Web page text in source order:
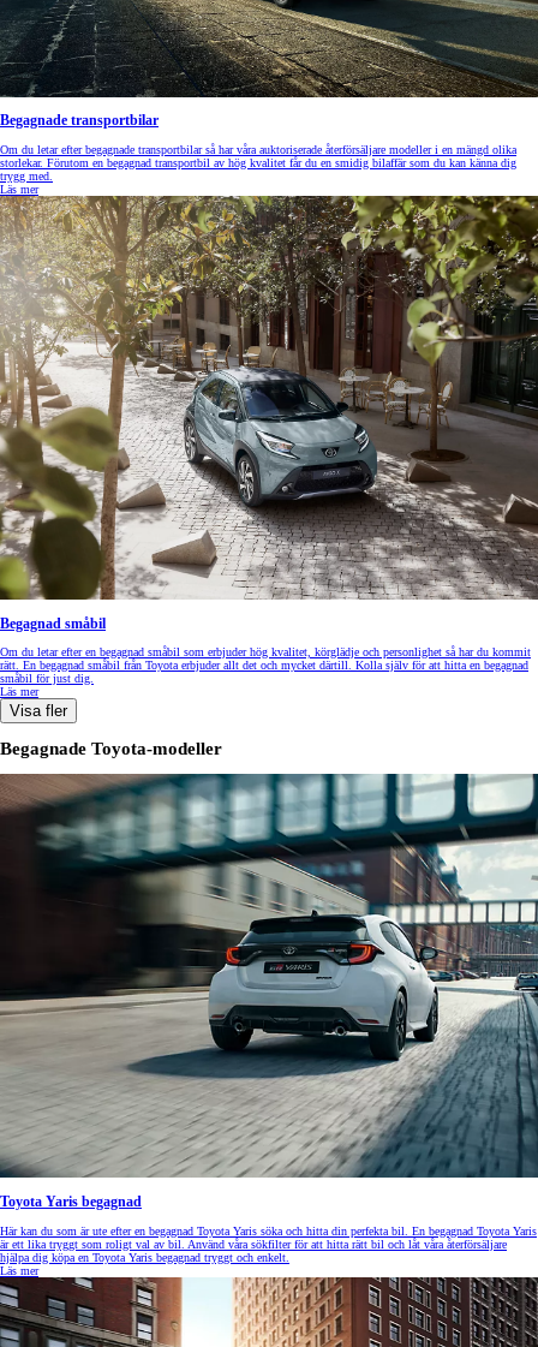
Begagnade transportbilar
Om du letar efter begagnade transportbilar så har våra auktoriserade återförsäljare modeller i en mängd olika
storlekar. Förutom en begagnad transportbil av hög kvalitet får du en smidig bilaffär som du kan känna dig
trygg med.
Läs mer
Begagnad småbil
Om du letar efter en begagnad småbil som erbjuder hög kvalitet, körglädje och personlighet så har du kommit
rätt. En begagnad småbil från Toyota erbjuder allt det och mycket därtill. Kolla själv för att hitta en begagnad
småbil för just dig.
Läs mer
Visa fler
Begagnade Toyota-modeller
Toyota Yaris begagnad
Här kan du som är ute efter en begagnad Toyota Yaris söka och hitta din perfekta bil. En begagnad Toyota Yaris
är ett lika tryggt som roligt val av bil. Använd våra sökfilter för att hitta rätt bil och låt våra återförsäljare
hjälpa dig köpa en Toyota Yaris begagnad tryggt och enkelt.
Läs mer